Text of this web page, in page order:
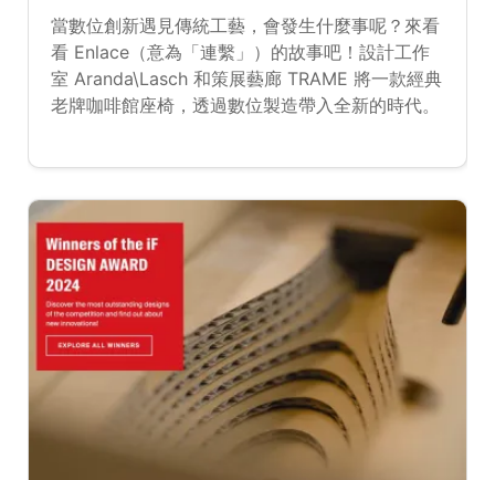
當數位創新遇見傳統工藝，會發生什麼事呢？來看
看 Enlace（意為「連繫」）的故事吧！設計工作
室 Aranda\Lasch 和策展藝廊 TRAME 將一款經典
老牌咖啡館座椅，透過數位製造帶入全新的時代。